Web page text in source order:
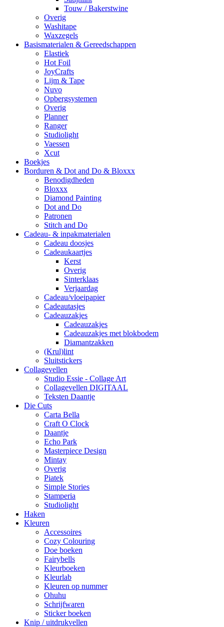
Touw / Bakerstwine
Overig
Washitape
Waxzegels
Basismaterialen & Gereedschappen
Elastiek
Hot Foil
JoyCrafts
Lijm & Tape
Nuvo
Opbergsystemen
Overig
Planner
Ranger
Studiolight
Vaessen
Xcut
Boekjes
Borduren & Dot and Do & Bloxxx
Benodigdheden
Bloxxx
Diamond Painting
Dot and Do
Patronen
Stitch and Do
Cadeau- & inpakmaterialen
Cadeau doosjes
Cadeaukaartjes
Kerst
Overig
Sinterklaas
Verjaardag
Cadeau/vloeipapier
Cadeautasjes
Cadeauzakjes
Cadeauzakjes
Cadeauzakjes met blokbodem
Diamantzakken
(Krul)lint
Sluitstickers
Collagevellen
Studio Essie - Collage Art
Collagevellen DIGITAAL
Teksten Daantje
Die Cuts
Carta Bella
Craft O Clock
Daantje
Echo Park
Masterpiece Design
Mintay
Overig
Piatek
Simple Stories
Stamperia
Studiolight
Haken
Kleuren
Accessoires
Cozy Colouring
Doe boeken
Fairybells
Kleurboeken
Kleurlab
Kleuren op nummer
Ohuhu
Schrijfwaren
Sticker boeken
Knip / uitdrukvellen